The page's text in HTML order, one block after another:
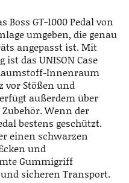
GT-1000 Pedal von
umgeben, die genau
angepasst ist. Mit
das UNISON Case
Innenraum
vor Stößen und
außerdem über
Wenn der
bestens geschützt.
einen schwarzen
und
Gummigriff
sicheren Transport.